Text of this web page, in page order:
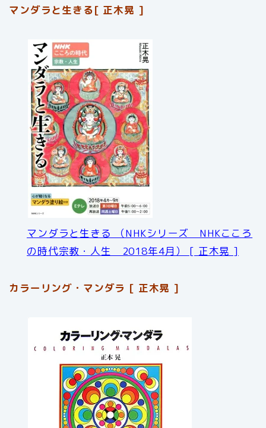
マンダラと生きる[ 正木晃 ]
マンダラと生きる （NHKシリーズ NHKこころ
の時代宗教・人生 2018年4月） [ 正木晃 ]
カラーリング・マンダラ [ 正木晃 ]